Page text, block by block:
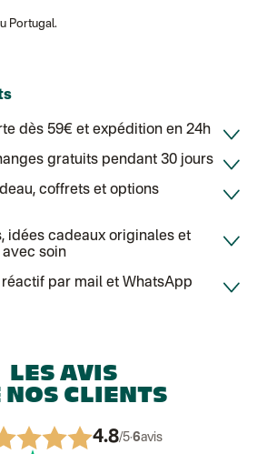
Portugal.
dès 59€ et expédition en 24h
gratuits pendant 30 jours
coffrets et options
idées cadeaux originales et
soin
par mail et WhatsApp
LES AVIS
NOS CLIENTS
4.8/5·6avis